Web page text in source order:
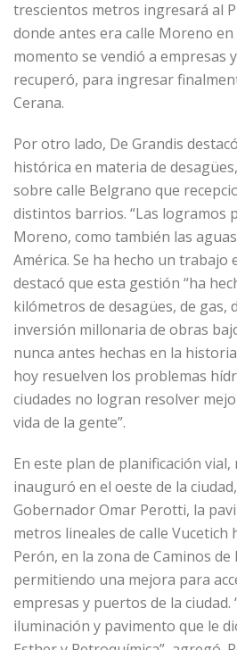
trescientos metros ingresará al
donde antes era calle Moreno
momento se vendió a empresas
recuperó, para ingresar
Cerana.
Por otro lado, De Grandis
histórica en materia de
sobre calle Belgrano que
distintos barrios. “Las logramos
Moreno, como también las
América. Se ha hecho un trabajo
destacó que esta gestión “ha
kilómetros de desagües, de gas,
inversión millonaria de obras
nunca antes hechas en la
hoy resuelven los problemas
ciudades no logran resolver
vida de la gente”.
En este plan de planificación
inauguró en el oeste de la
Gobernador Omar Perotti, la
metros lineales de calle Vucetich
Perón, en la zona de Caminos de
permitiendo una mejora para
empresas y puertos de la ciudad.
iluminación y pavimento que le